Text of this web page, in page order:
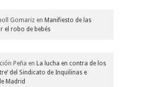
Gomariz en Manifiesto de las
el robo de bebés
Peña en La lucha en contra de los
del Sindicato de Inquilinas e
Madrid